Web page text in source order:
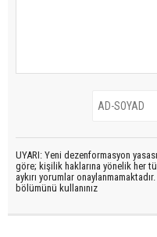
UYARI: Yeni dezenformasyon
göre; kişilik haklarına yönelik her
aykırı yorumlar
bölümünü kullanınız